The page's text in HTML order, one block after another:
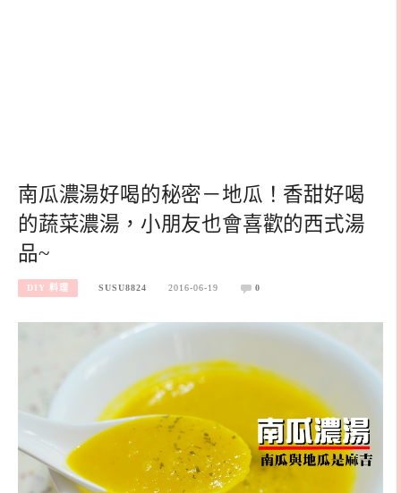
南瓜濃湯好喝的秘密－地瓜！香甜好喝
的蔬菜濃湯，小朋友也會喜歡的西式湯
品~
DIY 料理 SUSU8824 2016-06-19 0